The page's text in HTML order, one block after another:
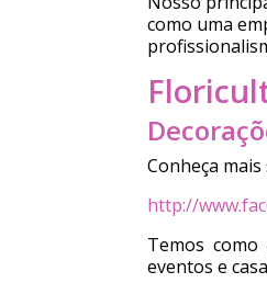
como uma
Conheça
http://
Temos
eventos e